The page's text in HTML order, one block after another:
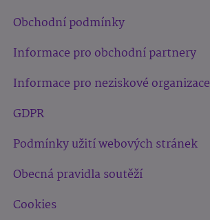
Obchodní podmínky
Informace pro obchodní partnery
Informace pro neziskové organizace
GDPR
Podmínky užití webových stránek
Obecná pravidla soutěží
Cookies